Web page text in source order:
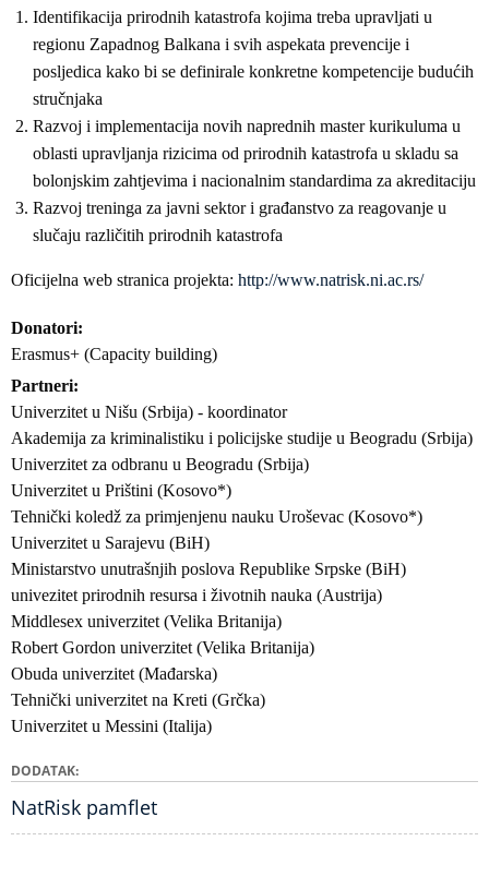
Identifikacija prirodnih katastrofa kojima treba upravljati u
regionu Zapadnog Balkana i svih aspekata prevencije i
posljedica kako bi se definirale konkretne kompetencije budućih
stručnjaka
Razvoj i implementacija novih naprednih master kurikuluma u
oblasti upravljanja rizicima od prirodnih katastrofa u skladu sa
bolonjskim zahtjevima i nacionalnim standardima za akreditaciju
Razvoj treninga za javni sektor i građanstvo za reagovanje u
slučaju različitih prirodnih katastrofa
Oficijelna web stranica projekta: http://www.natrisk.ni.ac.rs/
Donatori
Erasmus+ (Capacity building)
Partneri
Univerzitet u Nišu (Srbija) - koordinator
Akademija za kriminalistiku i policijske studije u Beogradu (Srbija)
Univerzitet za odbranu u Beogradu (Srbija)
Univerzitet u Prištini (Kosovo*)
Tehnički koledž za primjenjenu nauku Uroševac (Kosovo*)
Univerzitet u Sarajevu (BiH)
Ministarstvo unutrašnjih poslova Republike Srpske (BiH)
univezitet prirodnih resursa i životnih nauka (Austrija)
Middlesex univerzitet (Velika Britanija)
Robert Gordon univerzitet (Velika Britanija)
Obuda univerzitet (Mađarska)
Tehnički univerzitet na Kreti (Grčka)
Univerzitet u Messini (Italija)
DODATAK
NatRisk pamflet